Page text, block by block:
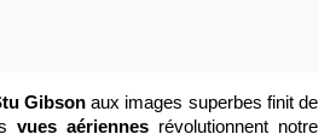
Gibson aux images superbes finit de
vues aériennes révolutionnent notre